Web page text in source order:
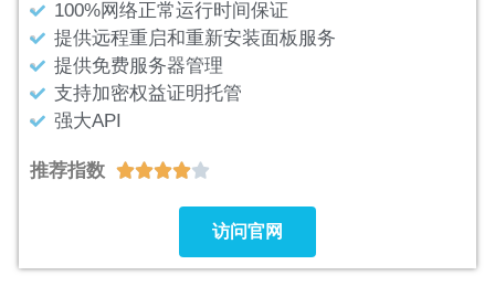
100%网络正常运行时间保证
提供远程重启和重新安装面板服务
提供免费服务器管理
支持加密权益证明托管
强大API
推荐指数 
访问官网